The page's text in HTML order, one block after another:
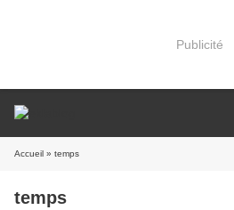
Publicité
Accueil » temps
temps